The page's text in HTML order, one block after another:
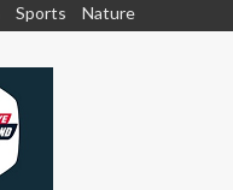
Sports Nature